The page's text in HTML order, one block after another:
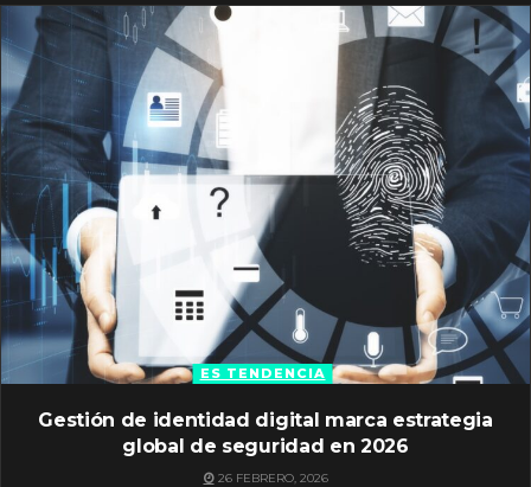
ES TENDENCIA
Gestión de identidad digital marca estrategia
global de seguridad en 2026
26 FEBRERO, 2026